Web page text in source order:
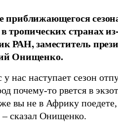
тропических странах
РАН, заместитель
Онищенко.
у нас наступает сезон
почему-то рвется в
вы не в Африку поедете,
– сказал Онищенко.